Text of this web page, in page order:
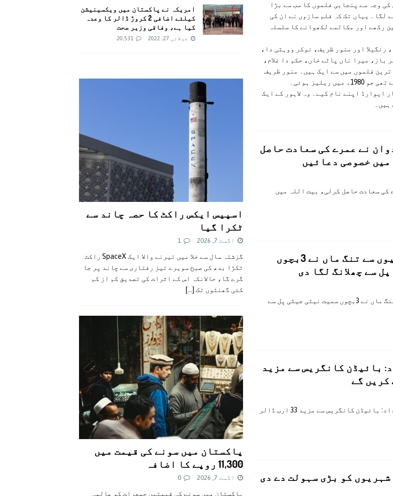
وجہ سے پنجابی فلموں کا سب سے بڑا
لگا۔ یہاں تک کہ فلم سازوں نے ان کی
رکھے اور مکالمے لکھوانے کا سلسلہ
رنگیلا اور منور ظریف، نوکر ووہٹی دا،
باز، میرا ناں پاٹے خاں، حکم دا غلام،
فلموں میں سے ایک ہیں۔ منور ظریف
ریلیز ہوئی۔
ایوارڈ اپنے نام کیے۔ وہ لاہور کے ایک
نے عمرے کی سعادت حاصل
خصوصی دعائیں
کی سعادت حاصل کرلی، بیت اللہ میں
گھریلو پریشانیوں سے تنگ ماں نے 3بچوں
سے چھلانگ لگا دی
گھریلو پریشانیوں سے تنگ ماں نے 3بچوں سمیت نیٹی جیٹی پل سے
بائیڈن کانگریس سے مزید
Ukraine – یوکرین کی امداد: بائیڈن کانگریس سے مزید 33 ارب ڈالر
کو بڑی سہولت دے دی
امريکہ نے پاکستان میں ویکسینیشن
کیلئے اضافی 2 کروڑ ڈالر کا وعدہ
کیا ہے، وفاقی وزیر صحت
جولائی 27, 2022 20,531
اسپیس ایکس راکٹ کا حصہ چاند سے
ٹکرا گیا
اگست 7, 2026 1
گزشتہ سال سے خلا میں تیرنے والا ایک SpaceX راکٹ
ٹکڑا بدھ کی صبح سویرے تیز رفتاری سے چاند پر جا
گرے گا، حالانکہ اس کے اثرات کی تصدیق کم از کم
کئی گھنٹوں تک [...]
پاکستان میں سونے کی قیمت میں
11,300 روپے کا اضافہ
اگست 7, 2026 0
پاکستان میں سونے کی قیمتیں جمعرات کو عالمی